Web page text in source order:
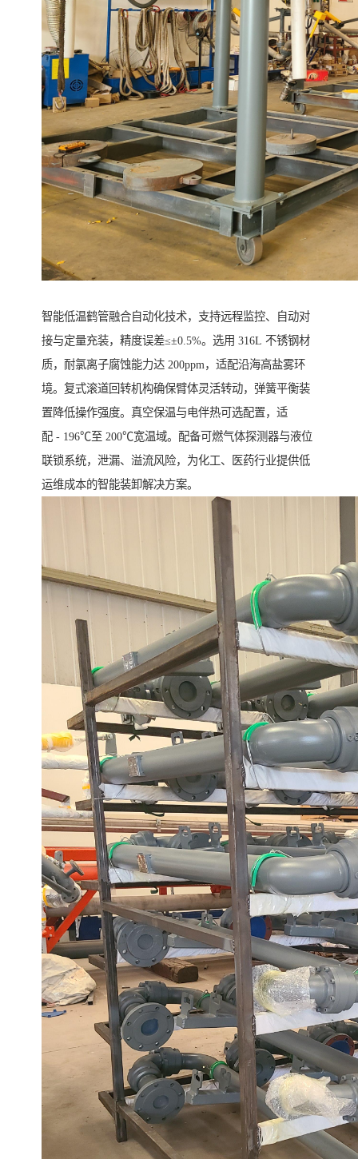
智能低温鹤管融合自动化技术，支持远程监控、自动对
接与定量充装，精度误差≤±0.5%。选用 316L 不锈钢材
质，耐氯离子腐蚀能力达 200ppm，适配沿海高盐雾环
境。复式滚道回转机构确保臂体灵活转动，弹簧平衡装
置降低操作强度。真空保温与电伴热可选配置，适
配 - 196℃至 200℃宽温域。配备可燃气体探测器与液位
联锁系统，泄漏、溢流风险，为化工、医药行业提供低
运维成本的智能装卸解决方案。